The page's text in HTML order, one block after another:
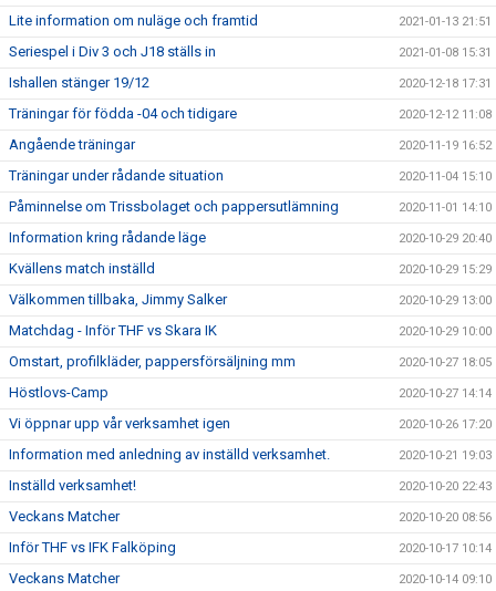
Lite information om nuläge och framtid 2021-01-13 21:51
Seriespel i Div 3 och J18 ställs in 2021-01-08 15:31
Ishallen stänger 19/12 2020-12-18 17:31
Träningar för födda -04 och tidigare 2020-12-12 11:08
Angående träningar 2020-11-19 16:52
Träningar under rådande situation 2020-11-04 15:10
Påminnelse om Trissbolaget och pappersutlämning 2020-11-01 14:10
Information kring rådande läge 2020-10-29 20:40
Kvällens match inställd 2020-10-29 15:29
Välkommen tillbaka, Jimmy Salker 2020-10-29 13:00
Matchdag - Inför THF vs Skara IK 2020-10-29 10:00
Omstart, profilkläder, pappersförsäljning mm 2020-10-27 18:05
Höstlovs-Camp 2020-10-27 14:14
Vi öppnar upp vår verksamhet igen 2020-10-26 17:20
Information med anledning av inställd verksamhet. 2020-10-21 19:03
Inställd verksamhet! 2020-10-20 22:43
Veckans Matcher 2020-10-20 08:56
Inför THF vs IFK Falköping 2020-10-17 10:14
Veckans Matcher 2020-10-14 09:10